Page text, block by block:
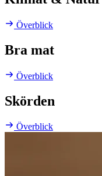
Överblick
Bra mat
Överblick
Skörden
Överblick